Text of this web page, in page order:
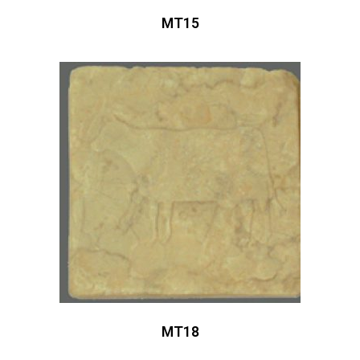
MT15
MT18